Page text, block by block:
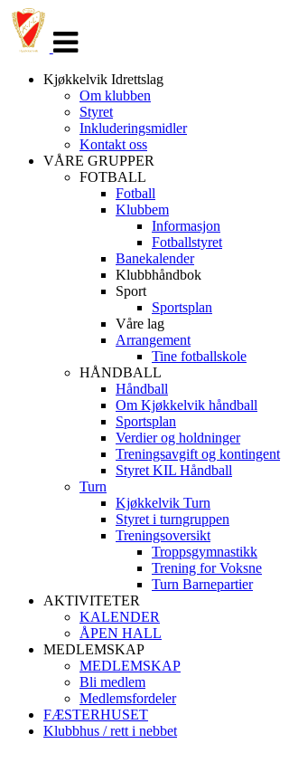
navigasjon
Kjøkkelvik Idrettslag
Om klubben
Styret
Inkluderingsmidler
Kontakt oss
VÅRE GRUPPER
FOTBALL
Fotball
Klubbem
Informasjon
Fotballstyret
Banekalender
Klubbhåndbok
Sport
Sportsplan
Våre lag
Arrangement
Tine fotballskole
HÅNDBALL
Håndball
Om Kjøkkelvik håndball
Sportsplan
Verdier og holdninger
Treningsavgift og kontingent
Styret KIL Håndball
Turn
Kjøkkelvik Turn
Styret i turngruppen
Treningsoversikt
Troppsgymnastikk
Trening for Voksne
Turn Barnepartier
AKTIVITETER
KALENDER
ÅPEN HALL
MEDLEMSKAP
MEDLEMSKAP
Bli medlem
Medlemsfordeler
FÆSTERHUSET
Klubbhus / rett i nebbet